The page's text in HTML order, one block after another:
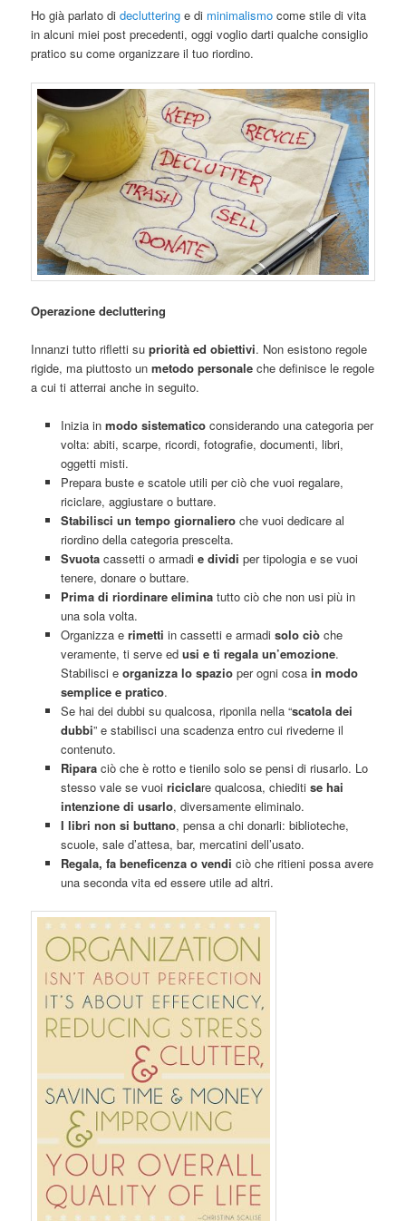
Ho già parlato didecluttering e di minimalismo come stile di vita
in alcuni miei post precedenti, oggi voglio darti qualche consiglio
pratico su come organizzare il tuo riordino.
Operazione decluttering
Innanzi tutto rifletti supriorità ed obiettivi. Non esistono regole
rigide, ma piuttosto unmetodo personale che definisce le regole
a cui ti atterrai anche in seguito.
Inizia in modo sistematico considerando una categoria per
volta: abiti, scarpe, ricordi, fotografie, documenti, libri,
oggetti misti.
Prepara buste e scatole utili per ciò che vuoi regalare,
riciclare, aggiustare o buttare.
Stabilisci un tempo giornalieroche vuoi dedicare al
riordino della categoria prescelta.
Svuotacassetti o armadi e dividi per tipologia e se vuoi
tenere, donare o buttare.
Prima di riordinare eliminatutto ciò che non usi più in
una sola volta.
Organizza erimetti in cassetti e armadi solo ciòche
veramente, ti serve ed usi e ti regala un’emozione.
Stabilisci e organizza lo spazioper ogni cosa in modo
semplice e pratico.
Se hai dei dubbi su qualcosa, riponila nella “scatola dei
dubbi” e stabilisci una scadenza entro cui rivederne il
contenuto.
Riparaciò che è rotto e tienilo solo se pensi di riusarlo. Lo
stesso vale se vuoi riciclare qualcosa, chiediti se hai
intenzione di usarlo, diversamente eliminalo.
I libri non si buttano, pensa a chi donarli: biblioteche,
scuole, sale d’attesa, bar, mercatini dell’usato.
Regala, fa beneficenza o vendi ciò che ritieni possa avere
una seconda vita ed essere utile ad altri.